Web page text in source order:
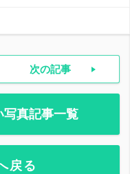
次の記事
真記事一覧
戻る